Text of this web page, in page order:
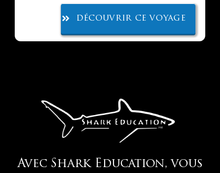
découvrir ce voyage
Avec Shark Education, vous